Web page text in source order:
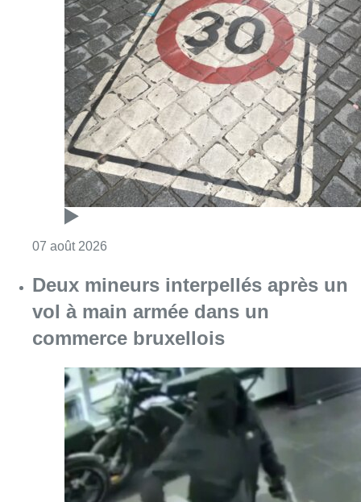
07 août 2026Consulter l'article "Les Bruxellois
Deux mineurs interpellés après un
vol à main armée dans un
commerce bruxellois
07 août 2026Consulter l'article "Deux mineurs
Partager l'article
Facebook
TwitterWhatsApp
Share